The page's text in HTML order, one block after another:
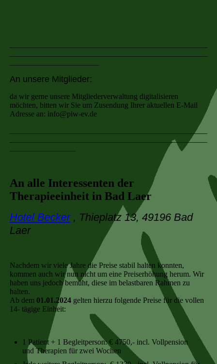
An unsere Mitglieder:
da wir gerne unsere Mitgliederverwaltung digitalisieren
möchten, bitten wir Sie um Zusendung Ihrer aktuellen E-Mail
Adresse an: info@piw-ev.de
___________________________________________________
___________________________________________________
An alle Interessenten der
Therapieeinheit in Bad Laer
Hotel Becker, Thieplatz 13, 49196 Bad
Laer
Nachdem wir viele Jahre die Preise stabil halten konnten,
kommen auch wir nun nicht um eine Preiserhöhung herum. Wir
haben uns jedoch bemüht, diese im belastbaren Rahmen zu
halten.
Ab dem 01.01.2024 gelten hierzu folgende Preise für die vollen
14- tägige Einheit:
1 Patient + 1 Begleitperson: € 4750,- incl. Vollpension
und Therapien für zwei Wochen